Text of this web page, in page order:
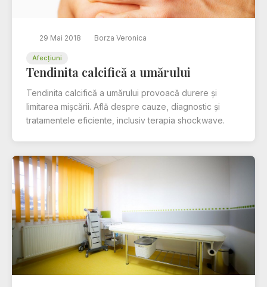
29 Mai 2018 Borza Veronica
Afecțiuni
Tendinita calcifică a umărului
Tendinita calcifică a umărului provoacă durere și
limitarea mișcării. Află despre cauze, diagnostic și
tratamentele eficiente, inclusiv terapia shockwave.